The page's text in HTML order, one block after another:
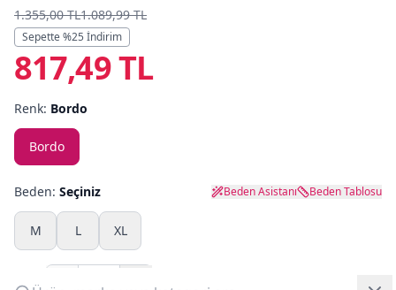
Beden
Markalar
Plaj & Mayo
Yazlık Pijama
Yeni Gelenler
1.355,00 TL1.089,99 TL
Sepette %25 İndirim
817,49 TL
Renk: Bordo
Bordo
Beden: Seçiniz Beden Asistanı Beden Tablosu
M L XL
Adet: